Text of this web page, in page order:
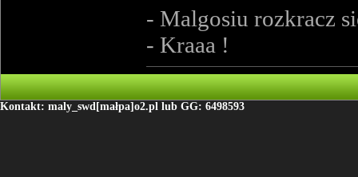
- Malgosiu rozkracz
- Kraaa !
Kontakt: maly_swd[małpa]o2.pl lub GG: 6498593